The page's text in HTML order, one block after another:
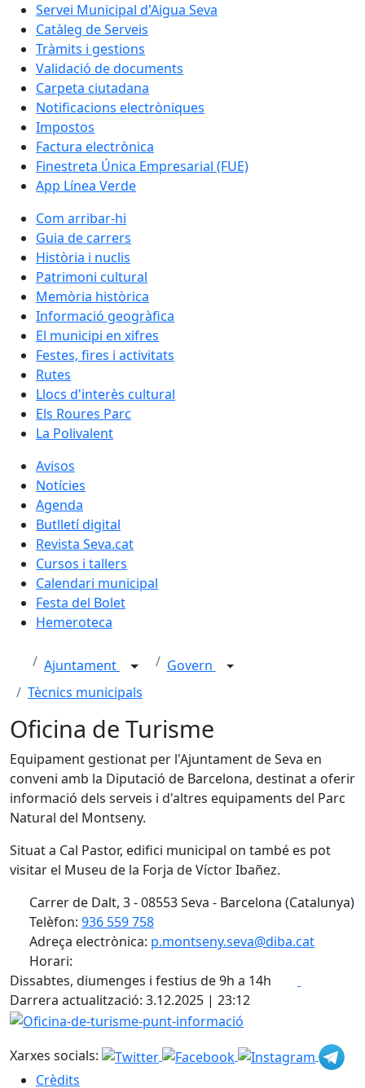
Servei Municipal d'Aigua Seva
Catàleg de Serveis
Tràmits i gestions
Validació de documents
Carpeta ciutadana
Notificacions electròniques
Impostos
Factura electrònica
Finestreta Única Empresarial (FUE)
App Línea Verde
Com arribar-hi
Guia de carrers
Història i nuclis
Patrimoni cultural
Memòria històrica
Informació geogràfica
El municipi en xifres
Festes, fires i activitats
Rutes
Llocs d'interès cultural
Els Roures Parc
La Polivalent
Avisos
Notícies
Agenda
Butlletí digital
Revista Seva.cat
Cursos i tallers
Calendari municipal
Festa del Bolet
Hemeroteca
Ajuntament
Govern
Tècnics municipals
Oficina de Turisme
Equipament gestionat per l'Ajuntament de Seva en
conveni amb la Diputació de Barcelona, destinat a oferir
informació dels serveis i d'altres equipaments del Parc
Natural del Montseny.
Situat a Cal Pastor, edifici municipal on també es pot
visitar el Museu de la Forja de Víctor Ibañez.
Carrer de Dalt, 3 - 08553 Seva - Barcelona (Catalunya)
Telèfon: 936 559 758
Adreça electrònica: p.montseny.seva@diba.cat
Horari:
Dissabtes, diumenges i festius de 9h a 14h
Darrera actualització: 3.12.2025 | 23:12
Oficina-de-turisme-punt-informació
Xarxes socials:
Crèdits